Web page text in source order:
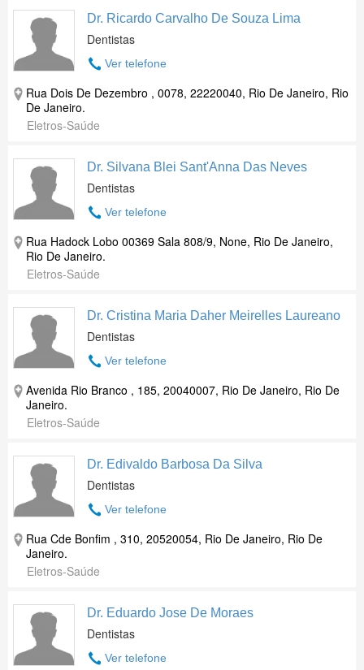
Dr. Ricardo Carvalho De Souza Lima
Dentistas
Ver telefone
Rua Dois De Dezembro , 0078, 22220040, Rio De Janeiro, Rio
De Janeiro.
Eletros-Saúde
Dr. Silvana Blei Sant'Anna Das Neves
Dentistas
Ver telefone
Rua Hadock Lobo 00369 Sala 808/9, None, Rio De Janeiro,
Rio De Janeiro.
Eletros-Saúde
Dr. Cristina Maria Daher Meirelles Laureano
Dentistas
Ver telefone
Avenida Rio Branco , 185, 20040007, Rio De Janeiro, Rio De
Janeiro.
Eletros-Saúde
Dr. Edivaldo Barbosa Da Silva
Dentistas
Ver telefone
Rua Cde Bonfim , 310, 20520054, Rio De Janeiro, Rio De
Janeiro.
Eletros-Saúde
Dr. Eduardo Jose De Moraes
Dentistas
Ver telefone